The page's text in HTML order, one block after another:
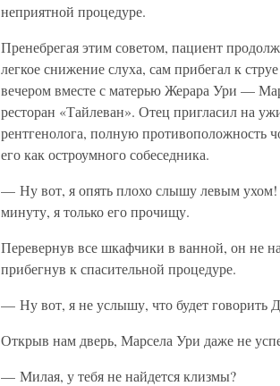
неприятной процедуре.
Пренебрегая этим советом, пациент
легкое снижение слуха, сам прибегал к
вечером вместе с матерью Жерара Ури —
ресторан «Тайлеван». Отец пригласил на
рентгенолога, полную противоположность
его как остроумного собеседника.
— Ну вот, я опять плохо слышу левым
минуту, я только его прочищу.
Перевернув все шкафчики в ванной, он не
прибегнув к спасительной процедуре.
— Ну вот, я не услышу, что будет говорить
Открыв нам дверь, Марсела Ури даже не
— Милая, у тебя не найдется клизмы?